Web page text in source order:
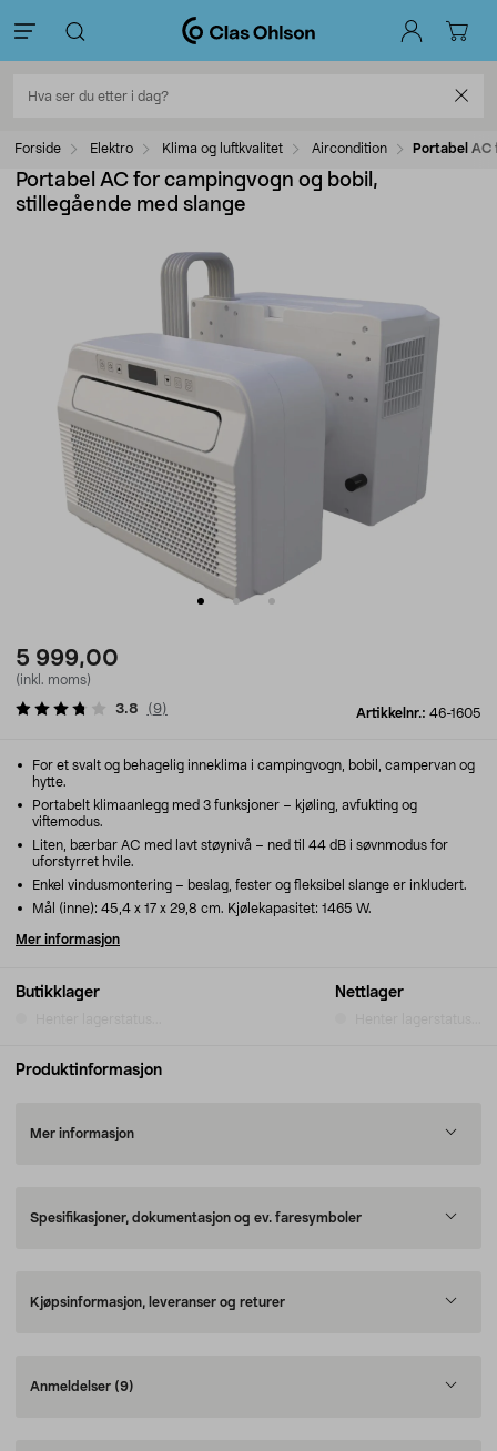
Forside Elektro Klima og luftkvalitet Aircondition Portabel AC
Portabel AC for campingvogn og bobil,
stillegående med slange
5 999,00
(inkl. moms)
Artikkelnr.: 46-1605
3.8 (9)
Butikklager Nettlager
For et svalt og behagelig inneklima i campingvogn, bobil, campervan og
hytte.
Portabelt klimaanlegg med 3 funksjoner – kjøling, avfukting og
viftemodus.
Liten, bærbar AC med lavt støynivå – ned til 44 dB i søvnmodus for
uforstyrret hvile.
Enkel vindusmontering – beslag, fester og fleksibel slange er inkludert.
Mål (inne): 45,4 x 17 x 29,8 cm. Kjølekapasitet: 1465 W.
Mer informasjon
Produktinformasjon
Mer informasjon
Spesifikasjoner, dokumentasjon og ev. faresymboler
Kjøpsinformasjon, leveranser og returer
Anmeldelser (9)